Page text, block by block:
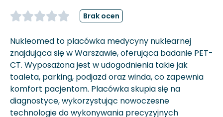
Brak ocen
Nukleomed to placówka medycyny nuklearnej
znajdująca się w Warszawie, oferująca badanie PET-
CT. Wyposażona jest w udogodnienia takie jak
toaleta, parking, podjazd oraz winda, co zapewnia
komfort pacjentom. Placówka skupia się na
diagnostyce, wykorzystując nowoczesne
technologie do wykonywania precyzyjnych